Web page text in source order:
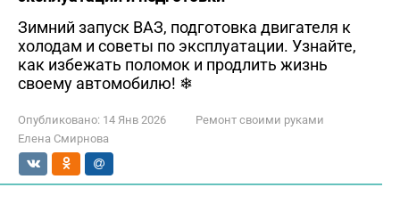
Зимний запуск ВАЗ, подготовка двигателя к
холодам и советы по эксплуатации. Узнайте,
как избежать поломок и продлить жизнь
своему автомобилю! ❄
Опубликовано: 14 Янв 2026
Ремонт своими руками
Елена Смирнова